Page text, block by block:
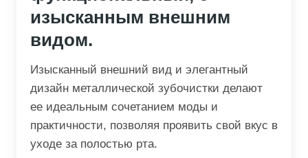
изысканным внешним
видом.
Изысканный внешний вид и элегантный
дизайн металлической зубочистки делают
ее идеальным сочетанием моды и
практичности, позволяя проявить свой вкус в
уходе за полостью рта.